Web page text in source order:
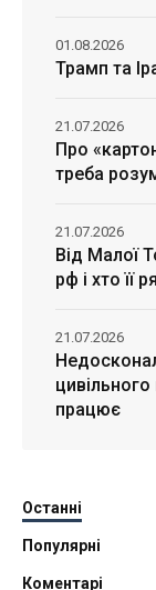
Трамп та
01.08.2026
Про
треба
21.07.2026
Від Малої
рф і хто її
21.07.2026
цивільного
працює
21.07.2026
Останні
Популярні
Коментарі